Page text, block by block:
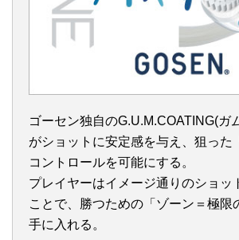
ゴーセン独自のG.U.M.COATING(ガ
がショットに安定感を与え、狙った
コントロールを可能にする。
プレイヤーはイメージ通りのショッ
ことで、勝つための「ゾーン＝極限
手に入れる。